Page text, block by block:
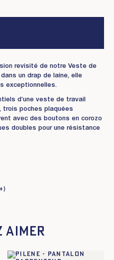
revisité de notre Veste de
un drap de laine, elle
exceptionnelles.
d’une veste de travail
trois poches plaquées
avec des boutons en corozo
doubles pour une résistance
aimer